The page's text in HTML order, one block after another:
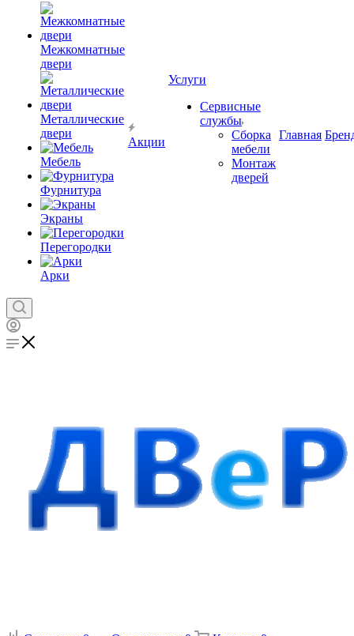
Межкомнатные
двери
Металлические
двери
Мебель
Фурнитура
Экраны
Перегородки
Арки
Акции
Услуги
Сервисные
службы
Сборка
мебели
Монтаж
дверей
Главная